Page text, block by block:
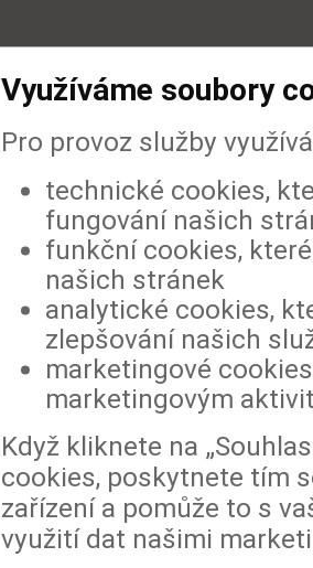
Využíváme soubory
Pro provoz služby
technické cookies,
fungování našich
funkční cookies,
našich stránek
analytické cookies,
zlepšování našich
marketingové
marketingovým
Když kliknete na
cookies, poskytnete tím
zařízení a pomůže to s
využití dat našimi